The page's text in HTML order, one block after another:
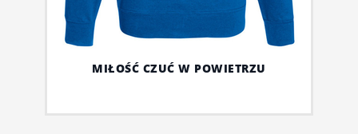
MIŁOŚĆ CZUĆ W POWIETRZU